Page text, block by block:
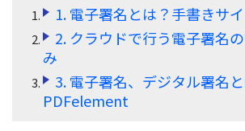
PDF を結合
他のオンラインツール
トリミング
一括処理
共有・保護
活用教室
役立つPDFテンプレート
PowerPointテンプレート
1. 電子署名とは？手書きサ
2. クラウドで行う電子署名
み
3. 電子署名、デジタル署名
PDFelement